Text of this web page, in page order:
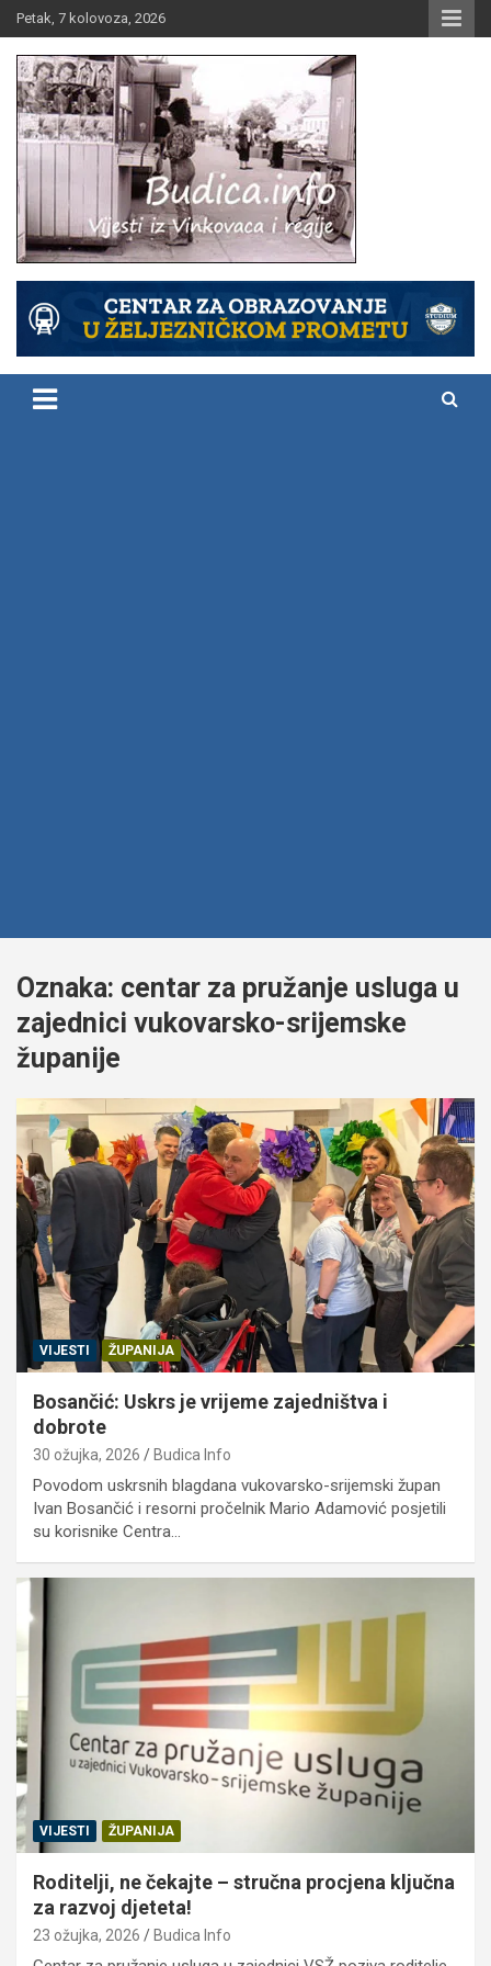
Skip
to
content
Petak, 7 kolovoza, 2026
Budica.info
Oznaka: centar za pružanje usluga u
zajednici vukovarsko-srijemske
županije
VIJESTI ŽUPANIJA
Bosančić: Uskrs je vrijeme zajedništva i
dobrote
30 ožujka, 2026 Budica Info
Povodom uskrsnih blagdana vukovarsko-srijemski župan
Ivan Bosančić i resorni pročelnik Mario Adamović posjetili
su korisnike Centra…
VIJESTI ŽUPANIJA
Roditelji, ne čekajte – stručna procjena ključna
za razvoj djeteta!
23 ožujka, 2026 Budica Info